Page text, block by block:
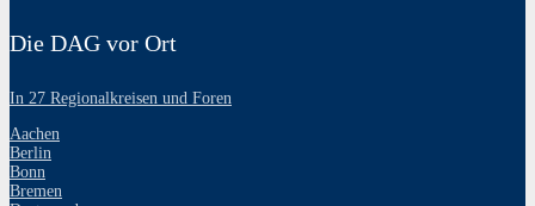
Die DAG vor Ort
In 27 Regionalkreisen und Foren
Aachen
Berlin
Bonn
Bremen